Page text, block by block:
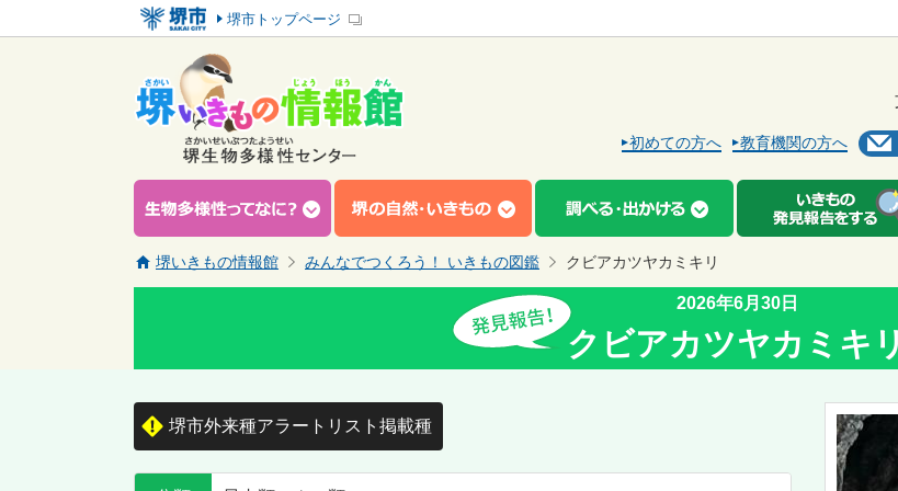
堺市トップページ
初めての方へ 教育機関の方へ
堺いきもの情報館 みんなでつくろう！ いきもの図鑑 クビアカツヤカミキリ
2026年6月30日
クビアカツヤカミキリ
堺市外来種アラートリスト掲載種